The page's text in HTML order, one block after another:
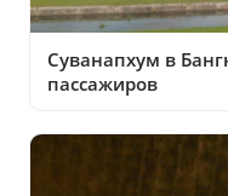
Суванапхум в
пассажиров